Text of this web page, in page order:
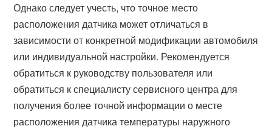
Однако следует учесть, что точное место
расположения датчика может отличаться в
зависимости от конкретной модификации автомобиля
или индивидуальной настройки. Рекомендуется
обратиться к руководству пользователя или
обратиться к специалисту сервисного центра для
получения более точной информации о месте
расположения датчика температуры наружного